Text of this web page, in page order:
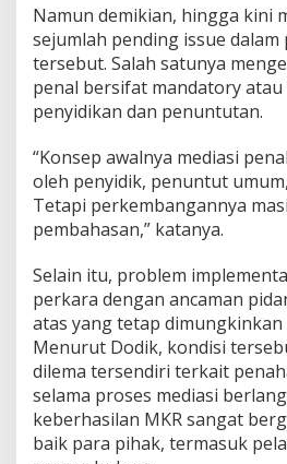
Namun demikian, hingga kini
sejumlah pending issue dalam
tersebut. Salah satunya
penal bersifat mandatory
penyidikan dan penuntutan.
“Konsep awalnya mediasi
oleh penyidik, penuntut
Tetapi perkembangannya
pembahasan,” katanya.
Selain itu, problem
perkara dengan ancaman
atas yang tetap dimungkinkan
Menurut Dodik, kondisi
dilema tersendiri terkait
selama proses mediasi
keberhasilan MKR sangat
baik para pihak, termasuk